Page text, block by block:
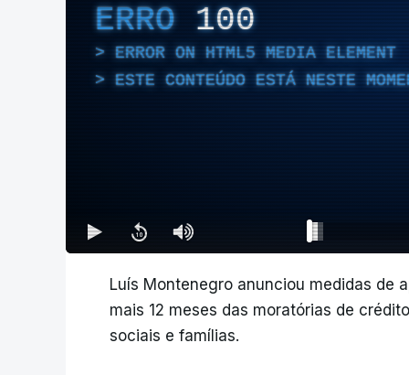
ERRO 100
ERROR ON HTML5 MEDIA ELEMENT
ESTE CONTEÚDO ESTÁ NESTE
Luís Montenegro anunciou medidas de
mais 12 meses das moratórias de
sociais e famílias.